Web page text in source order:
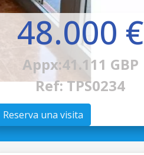
48.000 €
Appx:41.111 GBP
Ref: TPS0234
Reserva una visita